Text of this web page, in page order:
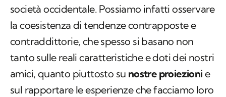
società occidentale. Possiamo infatti osservare
la coesistenza di tendenze contrapposte e
contraddittorie, che spesso si basano non
tanto sulle reali caratteristiche e doti dei nostri
amici, quanto piuttosto su nostre proiezioni e
sul rapportare le esperienze che facciamo loro